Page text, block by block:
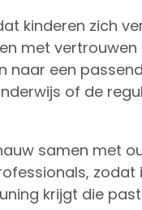
kinderen zich
met vertrouwen
naar een
of de
samen met
zodat
krijgt die